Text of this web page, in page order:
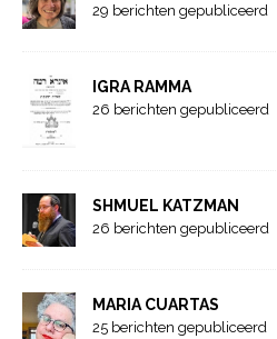
29 berichten gepubliceerd
IGRA RAMMA
26 berichten gepubliceerd
SHMUEL KATZMAN
26 berichten gepubliceerd
MARIA CUARTAS
25 berichten gepubliceerd